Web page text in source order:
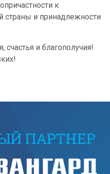
к
страны и принадлежности
и благополучия!
ПАРТНЕР